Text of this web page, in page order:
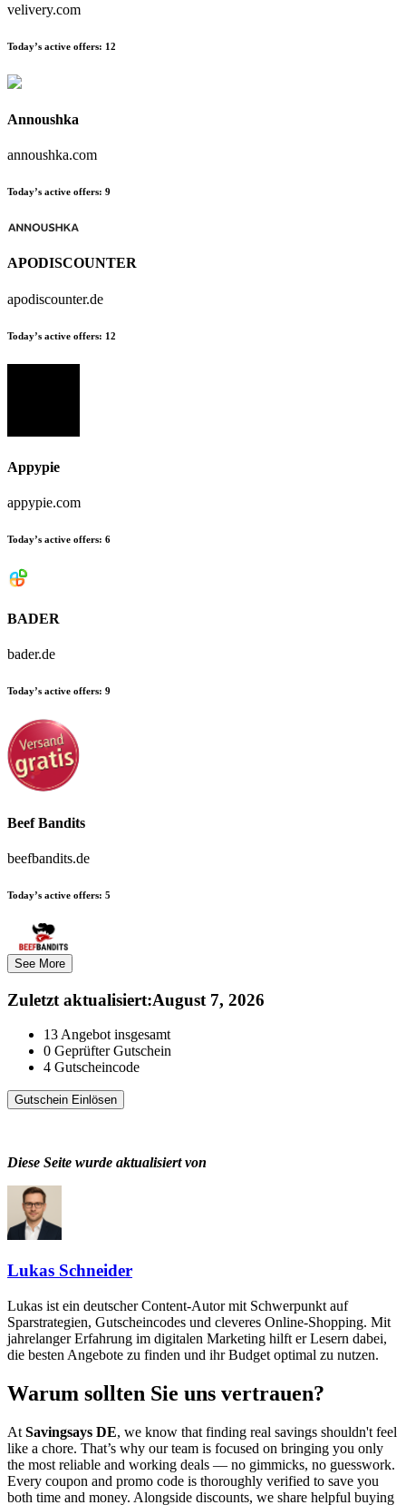
velivery.com
Today’s active offers: 12
Annoushka
annoushka.com
Today’s active offers: 9
APODISCOUNTER
apodiscounter.de
Today’s active offers: 12
Appypie
appypie.com
Today’s active offers: 6
BADER
bader.de
Today’s active offers: 9
Beef Bandits
beefbandits.de
Today’s active offers: 5
See More
Zuletzt aktualisiert:August 7, 2026
13 Angebot insgesamt
0 Geprüfter Gutschein
4 Gutscheincode
Gutschein Einlösen
Diese Seite wurde aktualisiert von
Lukas Schneider
Lukas ist ein deutscher Content-Autor mit Schwerpunkt auf
Sparstrategien, Gutscheincodes und cleveres Online-Shopping. Mit
jahrelanger Erfahrung im digitalen Marketing hilft er Lesern dabei,
die besten Angebote zu finden und ihr Budget optimal zu nutzen.
Warum sollten Sie uns vertrauen?
At Savingsays DE, we know that finding real savings shouldn't feel
like a chore. That’s why our team is focused on bringing you only
the most reliable and working deals — no gimmicks, no guesswork.
Every coupon and promo code is thoroughly verified to save you
both time and money. Alongside discounts, we share helpful buying